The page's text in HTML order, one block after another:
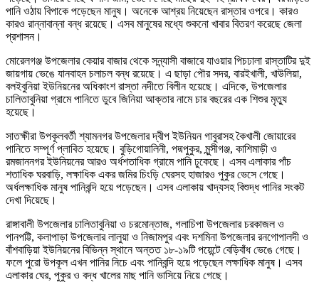
পানি ওঠায় বিপাকে পড়েছেন মানুষ। অনেকে আশ্রয় নিয়েছেন রাস্তার ওপরে। কারও
কারও রান্নাবান্না বন্ধ রয়েছে। এসব মানুষের মধ্যে শুকনো খাবার বিতরণ করেছে জেলা
প্রশাসন।
মোরেলগঞ্জ উপজেলার কেয়ার বাজার থেকে সন্ন্যাসী বাজারে যাওয়ার পিচঢালা রাস্তাটির দুই
জায়গায় ভেঙে যানবাহন চলাচল বন্ধ রয়েছে। এ ছাড়া পৌর সদর, বারইখালী, খাউলিয়া,
বলইবুনিয়া ইউনিয়নের অধিকাংশ রাস্তা নদীতে বিলীন হয়েছে। এদিকে, উপজেলার
চালিতাবুনিয়া গ্রামে পানিতে ডুবে জিনিয়া আক্তার নামে চার বছরের এক শিশুর মৃত্যু
হয়েছে।
সাতক্ষীরা উপকূলবর্তী শ্যামনগর উপজেলার দ্বীপ ইউনিয়ন গাবুরাসহ কৈখালী জোয়ারের
পানিতে সম্পূর্ণ প্লাবিত হয়েছে। বুড়িগোয়ালিনী, পদ্মপুকুর, মুন্সীগঞ্জ, কাশিমাড়ী ও
রমজাননগর ইউনিয়নের আরও অর্ধশতাধিক গ্রামে পানি ঢুকেছে। এসব এলাকার পাঁচ
শতাধিক ঘরবাড়ি, লক্ষাধিক একর জমির চিংড়ি ঘেরসহ হাজারও পুকুর ভেসে গেছে।
অর্ধলক্ষাধিক মানুষ পানিবন্দি হয়ে পড়েছেন। এসব এলাকায় খাদ্যসহ বিশুদ্ধ পানির সংকট
দেখা দিয়েছে।
রাঙ্গাবালী উপজেলার চালিতাবুনিয়া ও চরমোন্তাজ, গলাচিপা উপজেলার চরকাজল ও
পানপট্টি, কলাপাড়া উপজেলার লালুয়া ও নিজামপুর এবং দশমিনা উপজেলার রনগোপালদী ও
বাঁশবাড়িয়া ইউনিয়নের বিভিন্ন স্থানে অন্তত ১৮-১৯টি পয়েন্টে বেড়িবাঁধ ভেঙে গেছে।
ফলে পুরো উপকূল এখন পানির নিচে এবং পানিবন্দি হয়ে পড়েছেন লক্ষাধিক মানুষ। এসব
এলাকার ঘের, পুকুর ও বদ্ধ খালের মাছ পানি ভাসিয়ে নিয়ে গেছে।